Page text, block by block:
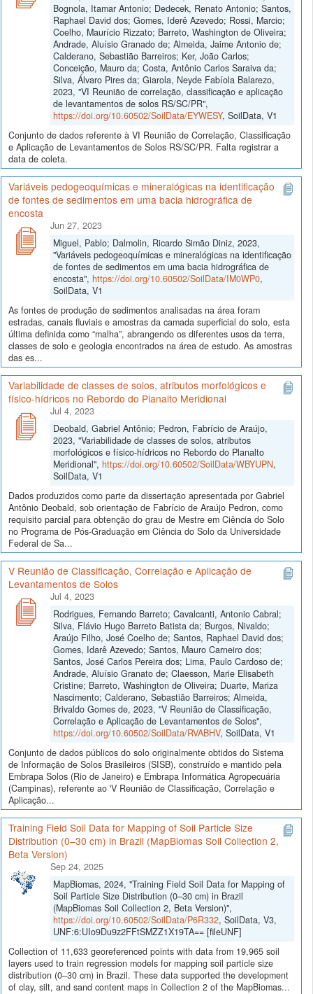
Bognola, Itamar Antonio; Dedecek, Renato Antonio; Santos,
Raphael David dos; Gomes, Iderê Azevedo; Rossi, Marcio;
Coelho, Maurício Rizzato; Barreto, Washington de Oliveira;
Andrade, Aluísio Granado de; Almeida, Jaime Antonio de;
Calderano, Sebastião Barreiros; Ker, João Carlos;
Conceição, Mauro da; Costa, Antônio Carlos Saraiva da;
Silva, Álvaro Pires da; Giarola, Neyde Fabíola Balarezo,
2023, "VI Reunião de correlação, classificação e aplicação
de levantamentos de solos RS/SC/PR",
https://doi.org/10.60502/SoilData/EYWESY, SoilData, V1
Conjunto de dados referente à VI Reunião de Correlação, Classificação
e Aplicação de Levantamentos de Solos RS/SC/PR. Falta registrar a
data de coleta.
Variáveis pedogeoquímicas e mineralógicas na identificação
de fontes de sedimentos em uma bacia hidrográfica de
encosta
Jun 27, 2023
Miguel, Pablo; Dalmolin, Ricardo Simão Diniz, 2023,
"Variáveis pedogeoquímicas e mineralógicas na identificação
de fontes de sedimentos em uma bacia hidrográfica de
encosta", https://doi.org/10.60502/SoilData/IM0WP0,
SoilData, V1
As fontes de produção de sedimentos analisadas na área foram
estradas, canais fluviais e amostras da camada superficial do solo, esta
última definida como “malha”, abrangendo os diferentes usos da terra,
classes de solo e geologia encontrados na área de estudo. As amostras
das es...
Variabilidade de classes de solos, atributos morfológicos e
físico-hídricos no Rebordo do Planalto Meridional
Jul 4, 2023
Deobald, Gabriel Antônio; Pedron, Fabrício de Araújo,
2023, "Variabilidade de classes de solos, atributos
morfológicos e físico-hídricos no Rebordo do Planalto
Meridional", https://doi.org/10.60502/SoilData/WBYUPN,
SoilData, V1
Dados produzidos como parte da dissertação apresentada por Gabriel
Antônio Deobald, sob orientação de Fabrício de Araújo Pedron, como
requisito parcial para obtenção do grau de Mestre em Ciência do Solo
no Programa de Pós-Graduação em Ciência do Solo da Universidade
Federal de Sa...
V Reunião de Classificação, Correlação e Aplicação de
Levantamentos de Solos
Jul 4, 2023
Rodrigues, Fernando Barreto; Cavalcanti, Antonio Cabral;
Silva, Flávio Hugo Barreto Batista da; Burgos, Nivaldo;
Araújo Filho, José Coelho de; Santos, Raphael David dos;
Gomes, Idarê Azevedo; Santos, Mauro Carneiro dos;
Santos, José Carlos Pereira dos; Lima, Paulo Cardoso de;
Andrade, Aluísio Granato de; Claesson, Marie Elisabeth
Cristine; Barreto, Washington de Oliveira; Duarte, Mariza
Nascimento; Calderano, Sebastião Barreiros; Almeida,
Brivaldo Gomes de, 2023, "V Reunião de Classificação,
Correlação e Aplicação de Levantamentos de Solos",
https://doi.org/10.60502/SoilData/RVABHV, SoilData, V1
Conjunto de dados públicos do solo originalmente obtidos do Sistema
de Informação de Solos Brasileiros (SISB), construído e mantido pela
Embrapa Solos (Rio de Janeiro) e Embrapa Informática Agropecuária
(Campinas), referente ao 'V Reunião de Classificação, Correlação e
Aplicação...
Training Field Soil Data for Mapping of Soil Particle Size
Distribution (0–30 cm) in Brazil (MapBiomas Soil Collection 2,
Beta Version)
Sep 24, 2025
MapBiomas, 2024, "Training Field Soil Data for Mapping of
Soil Particle Size Distribution (0–30 cm) in Brazil
(MapBiomas Soil Collection 2, Beta Version)",
https://doi.org/10.60502/SoilData/P6R332, SoilData, V3,
UNF:6:UIo9Du9z2FFtSMZZ1X19TA== [fileUNF]
Collection of 11,633 georeferenced points with data from 19,965 soil
layers used to train regression models for mapping soil particle size
distribution (0–30 cm) in Brazil. These data supported the development
of clay, silt, and sand content maps in Collection 2 of the MapBiomas...